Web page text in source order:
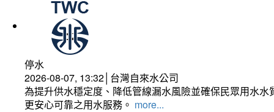
停水
2026-08-07, 13:32│台灣自來水公司
為提升供水穩定度、降低管線漏水風險並確保民眾用水
更安心可靠之用水服務。 more...